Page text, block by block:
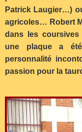
Patrick Laugier…)
agricoles… Robert
dans les coursives
une plaque a
personnalité
passion pour la